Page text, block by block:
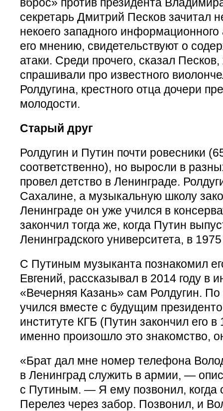
секретарь Дмитрий Песков зачитал
некоего западного информационного
его мнению, свидетельствуют о
атаки. Среди прочего, сказал
спрашивали про известного
Ролдугина, крестного отца дочери
молодости.
Старый друг
Ролдугин и Путин почти ровесники
соответственно), но выросли в
провел детство в Ленинграде.
Сахалине, а музыкальную школу
Ленинграде он уже учился в
закончил тогда же, когда Путин
Ленинградского университета, в 1975
С Путиным музыканта познакомил
Евгений, рассказывал в 2014 году в
«Вечерняя Казань» сам Ролдугин. По
учился вместе с будущим
институте КГБ (Путин закончил его в
именно произошло это знакомство,
«Брат дал мне номер телефона
в Ленинград служить в армии, —
с Путиным. — Я ему позвонил, когда
Перелез через забор. Позвонил, и